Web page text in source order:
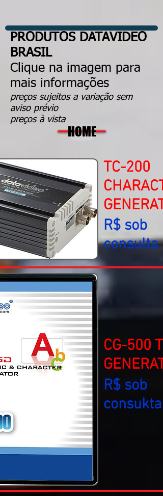
PRODUTOS DATAVIDEO
BRASIL
Clique na imagem para
mais informações
preços sujeitos a variação sem
aviso prévio
preços à vista
HOME
TC-200
R$ sob
consulta
CG-500
R$ sob
consukta